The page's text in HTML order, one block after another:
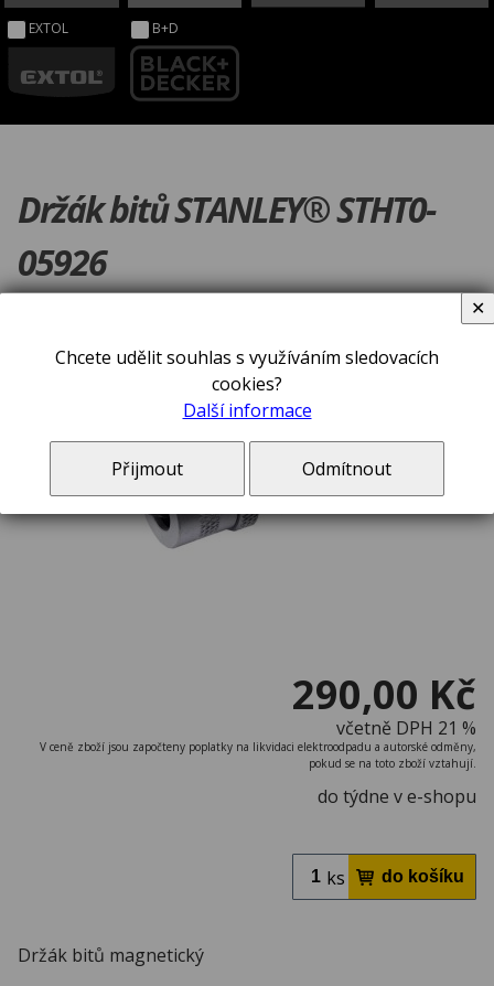
EXTOL B+D
Držák bitů STANLEY® STHT0-
05926
290,00 Kč
včetně DPH 21 %
V ceně zboží jsou započteny poplatky na likvidaci elektroodpadu a autorské odměny,
pokud se na toto zboží vztahují.
do týdne v e-shopu
ks
Držák bitů magnetický
Chcete udělit souhlas s využíváním sledovacích
cookies?
Další informace
Přijmout Odmítnout
✕